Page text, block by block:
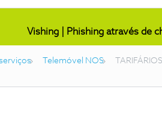
Vishing | Phishing através de
Telemóvel NOS